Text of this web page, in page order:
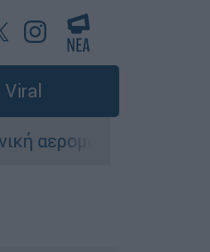
Viral
ανάμεσα σε ελληνικά